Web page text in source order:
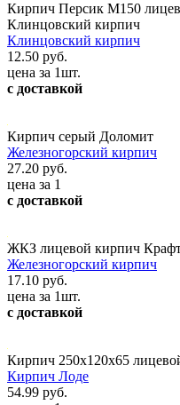
Кирпич Персик М150
Клинцовский кирпич
Клинцовский кирпич
12.50 руб.
цена за 1шт.
с доставкой
Кирпич серый Доломит
Железногорский кирпич
27.20 руб.
цена за 1
с доставкой
ЖКЗ лицевой кирпич
Железногорский кирпич
17.10 руб.
цена за 1шт.
с доставкой
Кирпич 250x120x65
Кирпич Лоде
54.99 руб.